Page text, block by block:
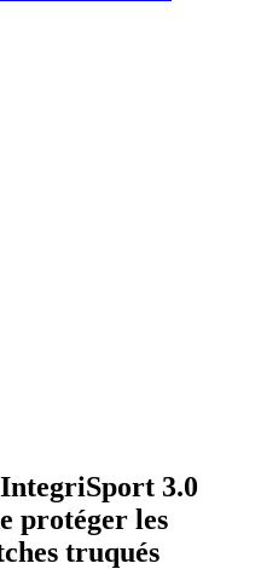
3.0
protéger les
truqués